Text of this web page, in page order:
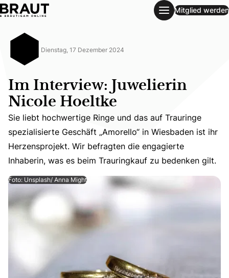
Mitglied werden
Dienstag, 17 Dezember 2024
Im Interview: Juwelierin
Nicole Hoeltke
Sie liebt hochwertige Ringe und das auf Trauringe
Sie liebt hochwertige Ringe und das auf Trauringe
spezialisierte Geschäft „Amorello“ in Wiesbaden ist ihr
Herzensprojekt. Wir befragten die engagierte
Inhaberin, was es beim Trauringkauf zu bedenken gilt.
Foto: Unsplash/ Anna Might